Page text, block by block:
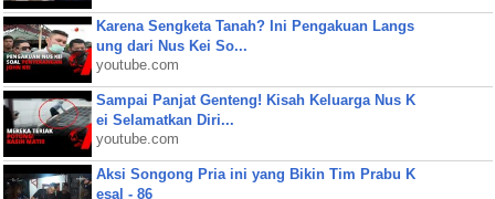
Karena Sengketa Tanah? Ini Pengakuan Langs
ung dari Nus Kei So...
youtube.com
Sampai Panjat Genteng! Kisah Keluarga Nus K
ei Selamatkan Diri...
youtube.com
Aksi Songong Pria ini yang Bikin Tim Prabu K
esal - 86